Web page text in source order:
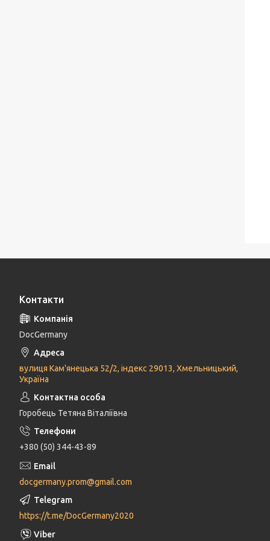
Контакти
DocGermany
вулиця Кам'янецька 52/2, індекс 29013, Хмельницький,
Україна
Горобець Тетяна Віталіївна
+380 (50) 344-43-89
docgermany.prom@gmail.com
https://t.me/DocGermany2020